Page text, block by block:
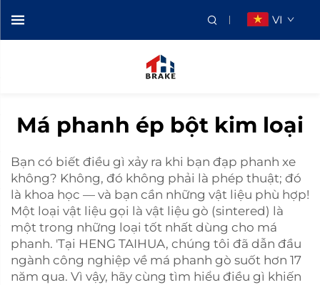
VI
Má phanh ép bột kim loại
Bạn có biết điều gì xảy ra khi bạn đạp phanh xe
không? Không, đó không phải là phép thuật; đó
là khoa học — và bạn cần những vật liệu phù hợp!
Một loại vật liệu gọi là vật liệu gò (sintered) là
một trong những loại tốt nhất dùng cho má
phanh. 'Tại HENG TAIHUA, chúng tôi đã dẫn đầu
ngành công nghiệp về má phanh gò suốt hơn 17
năm qua. Vì vậy, hãy cùng tìm hiểu điều gì khiến